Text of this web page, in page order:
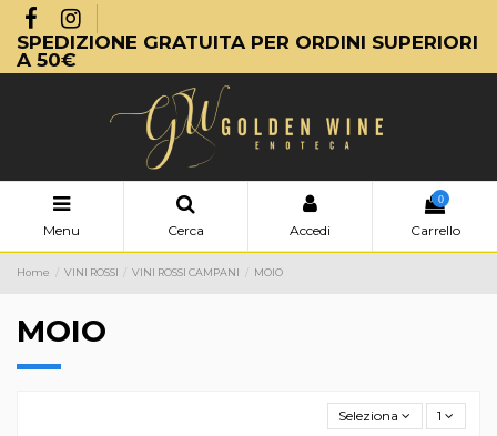
SPEDIZIONE GRATUITA PER ORDINI SUPERIORI
A 50€
Menu Cerca Accedi
0
Carrello
Home VINI ROSSI VINI ROSSI CAMPANI MOIO
MOIO
Seleziona 1